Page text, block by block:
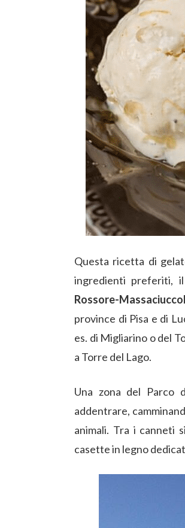
Questa ricetta di
ingredienti preferiti, il
Rossore-
province di Pisa e di
es. di Migliarino o del
a Torre del Lago.
Una zona del Parco
addentrare,
animali. Tra i canneti
casette in legno